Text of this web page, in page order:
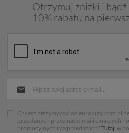
Otrzymuj zniżki i bądź
10% rabatu na
Chcesz otrzymywać od eurobuty.com.pl
przesłanych przez nas e-maili o naszych
promocyjnych i wyprzedażach? Tutaj, w